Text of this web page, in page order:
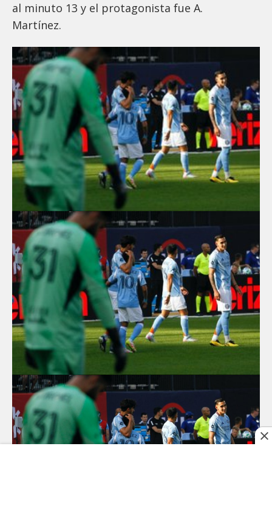
al minuto 13 y el protagonista fue A.
Martínez.